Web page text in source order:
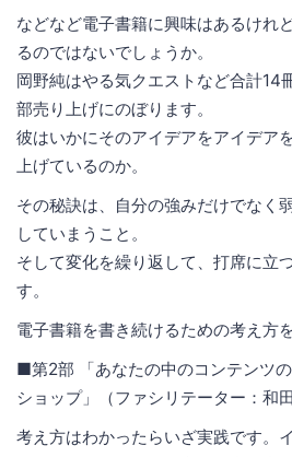
などなど電子書籍に興味はあるけれ
るのではないでしょうか。
岡野純はやる気クエストなど合計14
部売り上げにのぼります。
彼はいかにそのアイデアをアイデア
上げているのか。
その秘訣は、自分の強みだけでなく
していまうこと。
そして変化を繰り返して、打席に立
す。
電子書籍を書き続けるための考え方
■第2部 「あなたの中のコンテンツ
ショップ」（ファシリテーター：和田
考え方はわかったらいざ実践です。